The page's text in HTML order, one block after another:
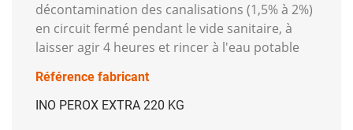
décontamination des canalisations (1,5% à 2%)
en circuit fermé pendant le vide sanitaire, à
laisser agir 4 heures et rincer à l'eau potable
Référence fabricant
INO PEROX EXTRA 220 KG